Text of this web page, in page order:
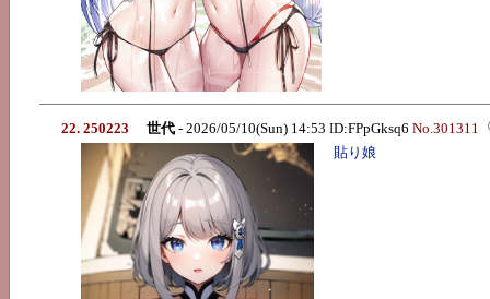
22. 250223 世代 - 2026/05/10(Sun) 14:53 ID:FPpGksq6 No.301311
貼り娘